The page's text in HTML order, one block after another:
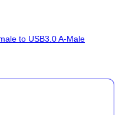
to USB3.0 A-Male